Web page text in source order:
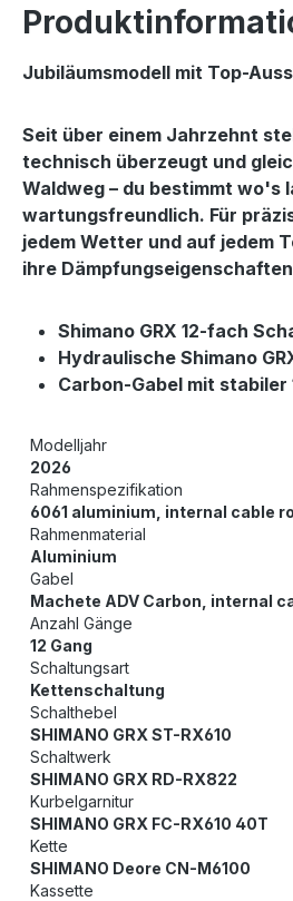
Jubiläumsmodell mit Top-
Seit über einem Jahrzehnt
technisch überzeugt und
Waldweg – du bestimmt wo's
wartungsfreundlich. Für
jedem Wetter und auf jedem
ihre
Shimano GRX 12-fach
Hydraulische Shimano
Carbon-Gabel mit
Modelljahr
2026
Rahmenspezifikation
6061 aluminium, internal cable
Rahmenmaterial
Aluminium
Gabel
Machete ADV Carbon, internal
Anzahl Gänge
12 Gang
Schaltungsart
Kettenschaltung
Schalthebel
SHIMANO GRX ST-RX610
Schaltwerk
SHIMANO GRX RD-RX822
Kurbelgarnitur
SHIMANO GRX FC-RX610 40T
Kette
SHIMANO Deore CN-M6100
Kassette